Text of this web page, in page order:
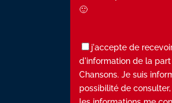
🙂
j'accepte de
d'information de la
Chansons. Je suis
possibilité de